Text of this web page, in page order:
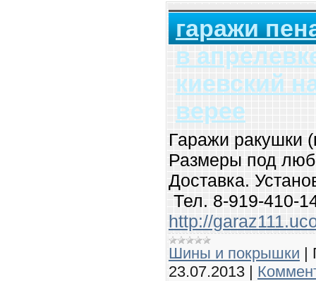
гаражи
в
киевский
верее
Гаражи ракушки
Размеры под
Доставка.
Тел. 8-919-410-
http://
Шины и покрышки |
23.07.2013 |